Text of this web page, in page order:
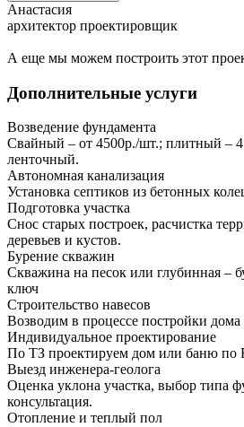
Анастасия
архитектор проектировщик
А еще мы можем построить этот
Дополнительные услуги
Возведение фундамента
Свайный – от 4500р./шт.; плитный –
ленточный.
Автономная канализация
Установка септиков из бетонных
Подготовка участка
Снос старых построек, расчистка
деревьев и кустов.
Бурение скважин
Скважина на песок или глубинная –
ключ
Строительство навесов
Возводим в процессе постройки
Индивидуальное проектирование
По ТЗ проектируем дом или баню
Выезд инженера-геолога
Оценка уклона участка, выбор типа
консультация.
Отопление и теплый пол